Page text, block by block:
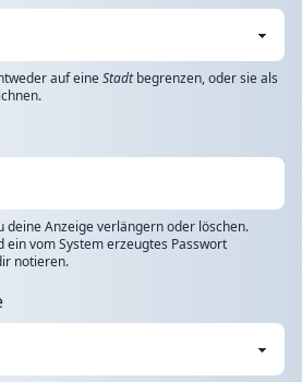
auf eineStadtbegrenzen, oder sie als
deine Anzeige verlängern oder löschen.
ein vom System erzeugtes Passwort
notieren.